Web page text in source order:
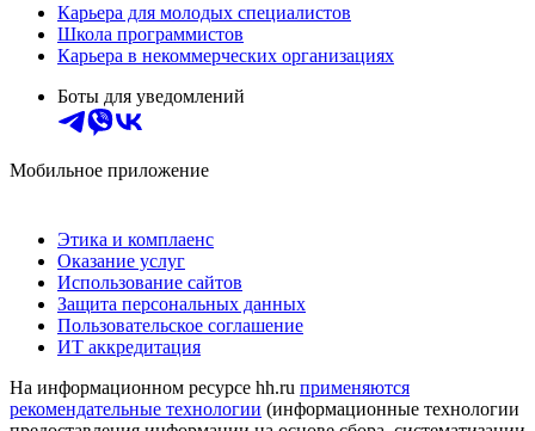
Карьера для молодых специалистов
Школа программистов
Карьера в некоммерческих организациях
Боты для уведомлений
Мобильное приложение
Этика и комплаенс
Оказание услуг
Использование сайтов
Защита персональных данных
Пользовательское соглашение
ИТ аккредитация
На информационном ресурсе hh.ru применяются
рекомендательные технологии (информационные технологии